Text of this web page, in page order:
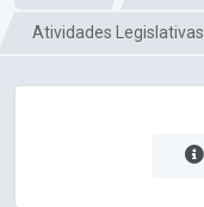
Atividades Legislativas